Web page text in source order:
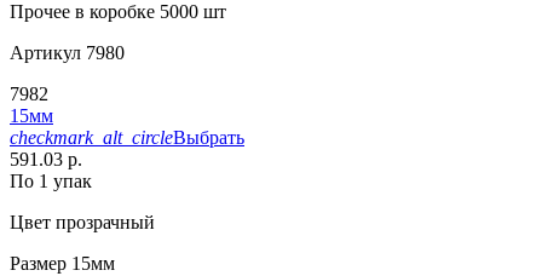
Прочее в коробке 5000 шт
Артикул 7980
7982
15мм
checkmark_alt_circleВыбрать
591.03 р.
По 1 упак
Цвет прозрачный
Размер 15мм